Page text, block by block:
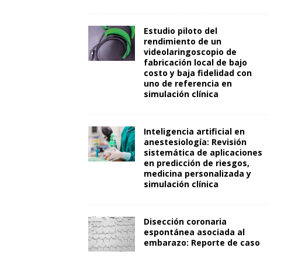
Estudio piloto del
rendimiento de un
videolaringoscopio de
fabricación local de bajo
costo y baja fidelidad con
uno de referencia en
simulación clínica
Inteligencia artificial en
anestesiología: Revisión
sistemática de aplicaciones
en predicción de riesgos,
medicina personalizada y
simulación clínica
Disección coronaria
espontánea asociada al
embarazo: Reporte de caso